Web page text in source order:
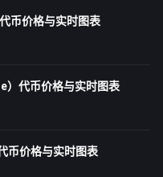
币价格与实时图表
）代币价格与实时图表
币价格与实时图表